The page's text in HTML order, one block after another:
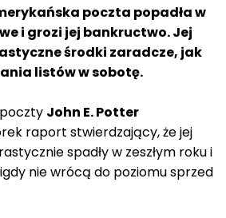
poczta popadła w
i grozi jej bankructwo. Jej
środki zaradcze, jak
listów w sobotę.
John E. Potter
raport stwierdzający, że jej
spadły w zeszłym roku i
nie wrócą do poziomu sprzed